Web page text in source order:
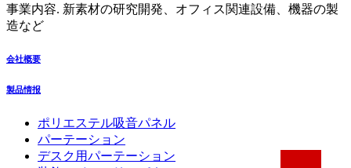
事業内容. 新素材の研究開発、オフィス関連設備、機器の製
造など
会社概要
製品情报
ポリエステル吸音パネル
パーテーション
デスク用パーテーション